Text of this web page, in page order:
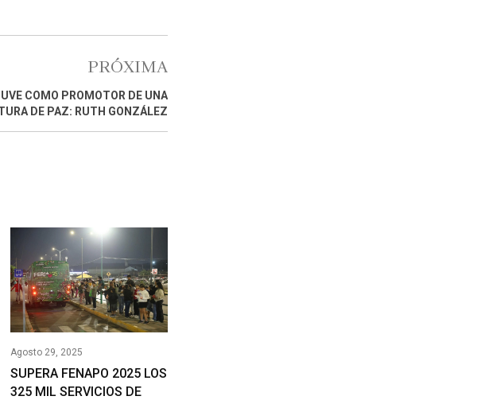
PRÓXIMA
COMO PROMOTOR DE UNA
DE PAZ: RUTH GONZÁLEZ
Agosto 29, 2025
SUPERA FENAPO 2025 LOS
325 MIL SERVICIOS DE